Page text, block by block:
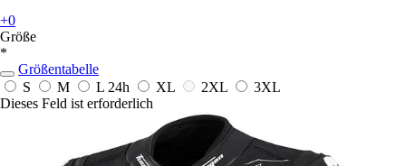
+0
Größe
*
Größentabelle
S
M L 24h XL 2XL
3XL
Dieses Feld ist erforderlich